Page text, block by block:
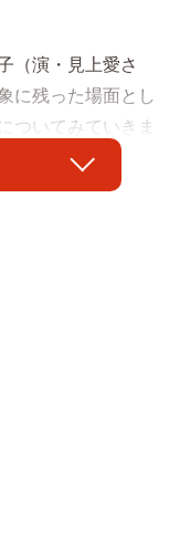
（演・見上愛さ
に残った場面とし
ついてみていきま